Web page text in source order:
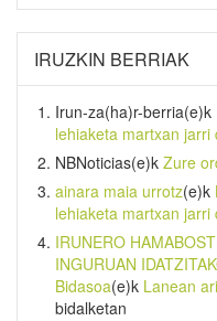
IRUZKIN BERRIAK
Irun-za(ha)r-berria(e)k
lehiaketa martxan
NBNoticias(e)k Zure
ainara maia urrotz(e)k
lehiaketa martxan
IRUNERO
INGURUAN
Bidasoa(e)k Lanean
bidalketan